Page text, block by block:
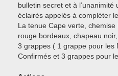
bulletin secret et à
éclairés appelés à compléter
La tenue Cape verte,
rouge bordeaux, chapeau
3 grappes ( 1 grappe pour les
Confirmés et 3 grappes pour